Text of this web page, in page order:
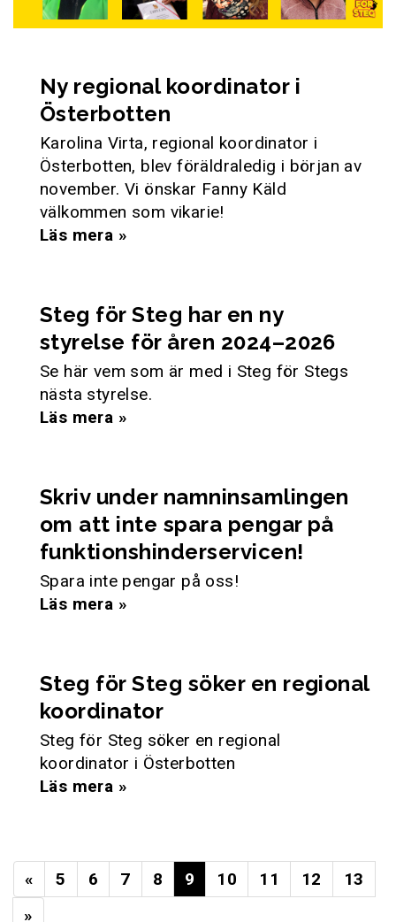
Ny regional koordinator i
Österbotten
Karolina Virta, regional koordinator i
Österbotten, blev föräldraledig i början av
november. Vi önskar Fanny Käld
välkommen som vikarie!
Läs mera »
Steg för Steg har en ny
styrelse för åren 2024–2026
Se här vem som är med i Steg för Stegs
nästa styrelse.
Läs mera »
Skriv under namninsamlingen
om att inte spara pengar på
funktionshinderservicen!
Spara inte pengar på oss!
Läs mera »
Steg för Steg söker en regional
koordinator
Steg för Steg söker en regional
koordinator i Österbotten
Läs mera »
« 5 6 7 8 9 10 11 12
13
»